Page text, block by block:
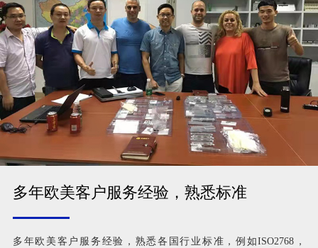
多年欧美客户服务经验，熟悉标准
多年欧美客户服务经验，熟悉各国行业标准，例如ISO2768，